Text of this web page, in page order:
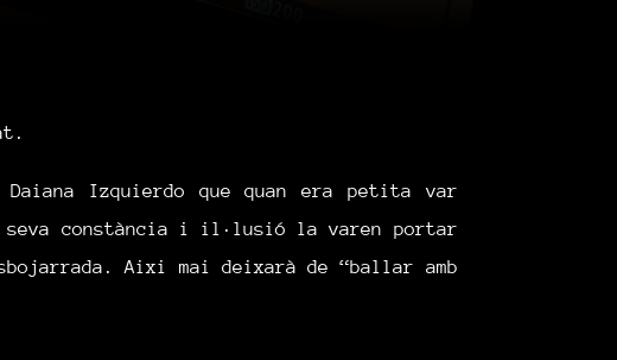
Daiana Izquierdo que quan era petita var
seva constància i il·lusió la varen portar
Aixi mai deixarà de “ballar amb